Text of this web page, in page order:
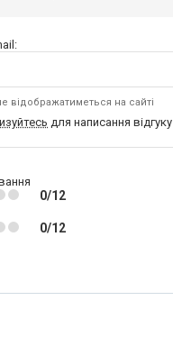
відображатиметься на сайті
для написання відгуку
0/12
0/12